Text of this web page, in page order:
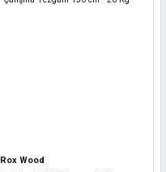
Rox Wood